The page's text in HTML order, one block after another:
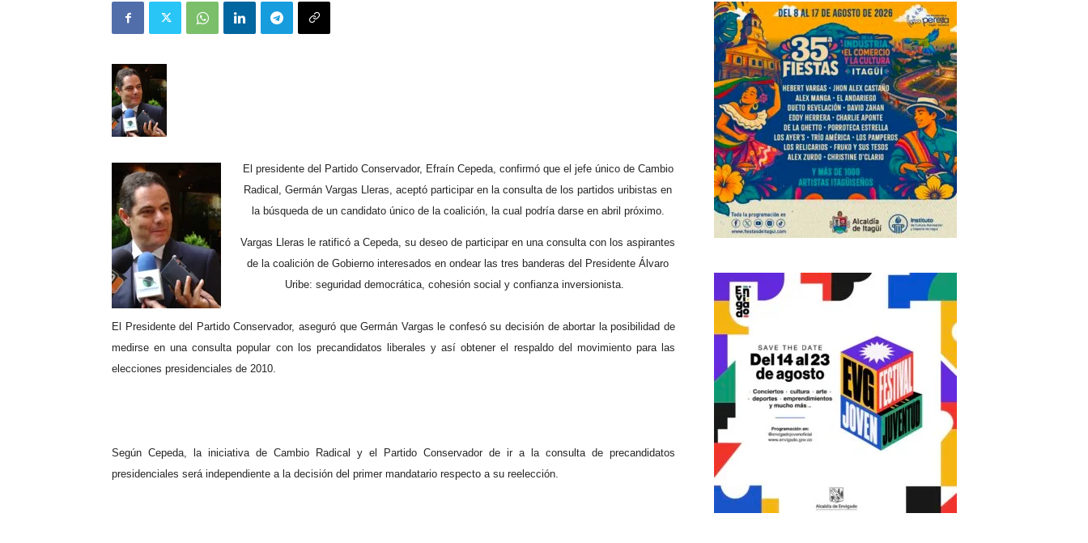
El presidente del Partido Conservador, Efraín Cepeda, confirmó que el jefe único de Cambio
Radical, Germán Vargas Lleras, aceptó participar en la consulta de los partidos uribistas en
la búsqueda de un candidato único de la coalición, la cual podría darse en abril próximo.
Vargas Lleras le ratificó a Cepeda, su deseo de participar en una consulta con los aspirantes
de la coalición de Gobierno interesados en ondear las tres banderas del Presidente Álvaro
Uribe: seguridad democrática, cohesión social y confianza inversionista.
El Presidente del Partido Conservador, aseguró que Germán Vargas le confesó su decisión de abortar la posibilidad de
medirse en una consulta popular con los precandidatos liberales y así obtener el respaldo del movimiento para las
elecciones presidenciales de 2010.
Según Cepeda, la iniciativa de Cambio Radical y el Partido Conservador de ir a la consulta de precandidatos
presidenciales será independiente a la decisión del primer mandatario respecto a su reelección.